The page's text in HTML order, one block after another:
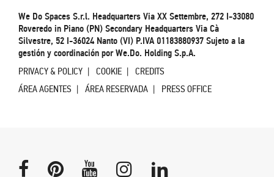
We Do Spaces S.r.l. Headquarters Via XX Settembre, 272 I-33080
Roveredo in Piano (PN) Secondary Headquarters Via Cà
Silvestre, 52 I-36024 Nanto (VI) P.IVA 01183880937 Sujeto a la
gestión y coordinación por We.Do. Holding S.p.A.
PRIVACY & POLICY COOKIE
CREDITS
ÁREA AGENTES
ÁREA RESERVADA PRESS OFFICE